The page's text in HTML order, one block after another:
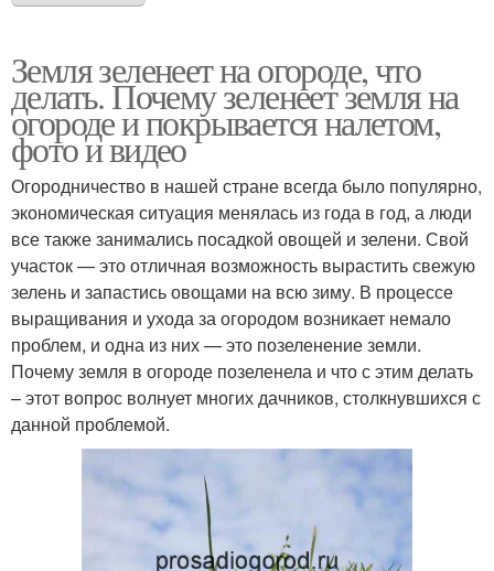
Земля зеленеет на огороде, что
делать. Почему зеленеет земля на
огороде и покрывается налетом,
фото и видео
Огородничество в нашей стране всегда было популярно,
экономическая ситуация менялась из года в год, а люди
все также занимались посадкой овощей и зелени. Свой
участок — это отличная возможность вырастить свежую
зелень и запастись овощами на всю зиму. В процессе
выращивания и ухода за огородом возникает немало
проблем, и одна из них — это позеленение земли.
Почему земля в огороде позеленела и что с этим делать
– этот вопрос волнует многих дачников, столкнувшихся с
данной проблемой.